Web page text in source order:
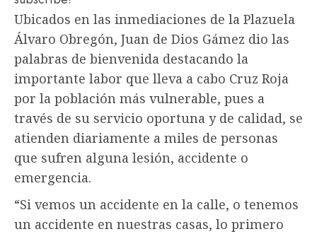
Ubicados en las inmediaciones de la Plazuela
Álvaro Obregón, Juan de Dios Gámez dio las
palabras de bienvenida destacando la
importante labor que lleva a cabo Cruz Roja
por la población más vulnerable, pues a
través de su servicio oportuna y de calidad, se
atienden diariamente a miles de personas
que sufren alguna lesión, accidente o
emergencia.
“Si vemos un accidente en la calle, o tenemos
un accidente en nuestras casas, lo primero